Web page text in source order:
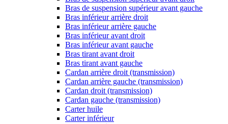
Bras de suspension supérieur avant gauche
Bras inférieur arrière droit
Bras inférieur arrière gauche
Bras inférieur avant droit
Bras inférieur avant gauche
Bras tirant avant droit
Bras tirant avant gauche
Cardan arrière droit (transmission)
Cardan arrière gauche (transmission)
Cardan droit (transmission)
Cardan gauche (transmission)
Carter huile
Carter inférieur